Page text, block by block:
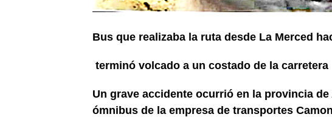
Bus que realizaba la ruta desde La Merced
terminó volcado a un costado de la carretera
Un grave accidente ocurrió en la provincia
ómnibus de la empresa de transportes